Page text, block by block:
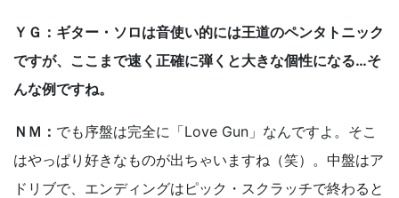
ＹＧ：ギター・ソロは音使い的には王道のペンタトニック
ですが、ここまで速く正確に弾くと大きな個性になる…そ
んな例ですね。
ＮＭ： でも序盤は完全に「Love Gun」なんですよ。そこ
はやっぱり好きなものが出ちゃいますね（笑）。中盤はア
ドリブで、エンディングはピック・スクラッチで終わると